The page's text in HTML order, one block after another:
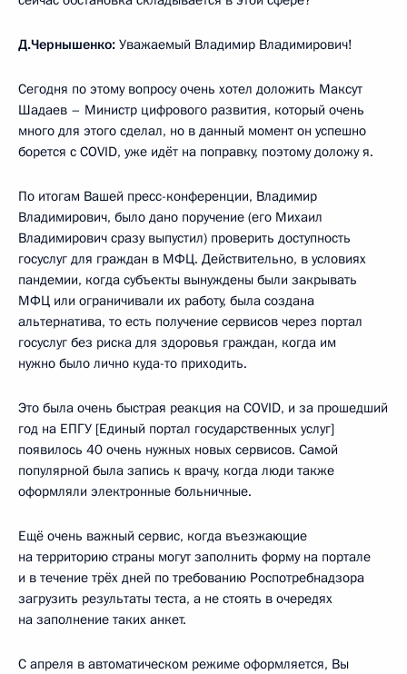
Д.Чернышенко: Уважаемый Владимир Владимирович!
Сегодня по этому вопросу очень хотел доложить Максут
Шадаев – Министр цифрового развития, который очень
много для этого сделал, но в данный момент он успешно
борется с COVID, уже идёт на поправку, поэтому доложу я.
По итогам Вашей пресс-конференции, Владимир
Владимирович, было дано поручение (его Михаил
Владимирович сразу выпустил) проверить доступность
госуслуг для граждан в МФЦ. Действительно, в условиях
пандемии, когда субъекты вынуждены были закрывать
МФЦ или ограничивали их работу, была создана
альтернатива, то есть получение сервисов через портал
госуслуг без риска для здоровья граждан, когда им
нужно было лично куда-то приходить.
Это была очень быстрая реакция на COVID, и за прошедший
год на ЕПГУ [Единый портал государственных услуг]
появилось 40 очень нужных новых сервисов. Самой
популярной была запись к врачу, когда люди также
оформляли электронные больничные.
Ещё очень важный сервис, когда въезжающие
на территорию страны могут заполнить форму на портале
и в течение трёх дней по требованию Роспотребнадзора
загрузить результаты теста, а не стоять в очередях
на заполнение таких анкет.
С апреля в автоматическом режиме оформляется, Вы